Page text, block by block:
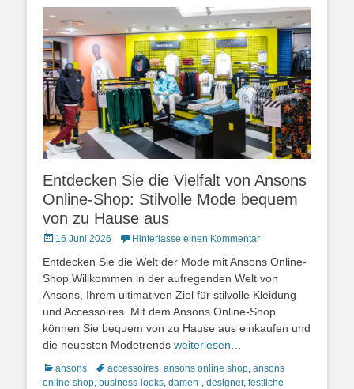
Entdecken Sie die Vielfalt von Ansons
Online-Shop: Stilvolle Mode bequem
von zu Hause aus
Posted
16 Juni 2026 Hinterlasse einen Kommentar
Entdecken Sie die Welt der Mode mit Ansons Online-
Shop Willkommen in der aufregenden Welt von
Ansons, Ihrem ultimativen Ziel für stilvolle Kleidung
und Accessoires. Mit dem Ansons Online-Shop
können Sie bequem von zu Hause aus einkaufen und
die neuesten Modetrends weiterlesen…
Kategorien
ansons Schlagworte
accessoires ansons online shop ansons
online-shop business-looks damen- designer, festliche